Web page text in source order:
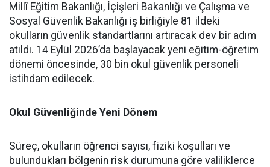
Millî Eğitim Bakanlığı, İçişleri Bakanlığı ve Çalışma ve
Sosyal Güvenlik Bakanlığı iş birliğiyle 81 ildeki
okulların güvenlik standartlarını artıracak dev bir adım
atıldı. 14 Eylül 2026’da başlayacak yeni eğitim-öğretim
dönemi öncesinde, 30 bin okul güvenlik personeli
istihdam edilecek.
Okul Güvenliğinde Yeni Dönem
Süreç, okulların öğrenci sayısı, fiziki koşulları ve
bulundukları bölgenin risk durumuna göre valiliklerce